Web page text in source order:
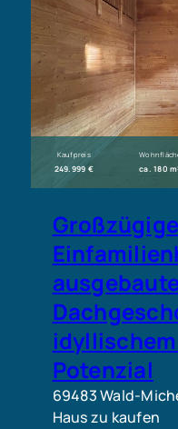
Kaufpreis
249.999 € ca. 180
Potenzial
69483 Wald-
Haus zu kaufen